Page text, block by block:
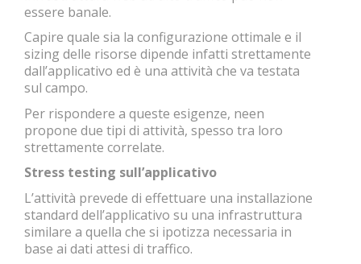
essere banale.
Capire quale sia la configurazione ottimale e il
sizing delle risorse dipende infatti strettamente
dall’applicativo ed è una attività che va testata
sul campo.
Per rispondere a queste esigenze, neen
propone due tipi di attività, spesso tra loro
strettamente correlate.
Stress testing sull’applicativo
L’attività prevede di effettuare una installazione
standard dell’applicativo su una infrastruttura
similare a quella che si ipotizza necessaria in
base ai dati attesi di traffico.